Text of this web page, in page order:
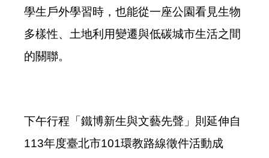
學生戶外學習時，也能從一座公園看見生物
多樣性、土地利用變遷與低碳城市生活之間
的關聯。
下午行程「鐵博新生與文藝先聲」則延伸自
113年度臺北市101環教路線徵件活動成